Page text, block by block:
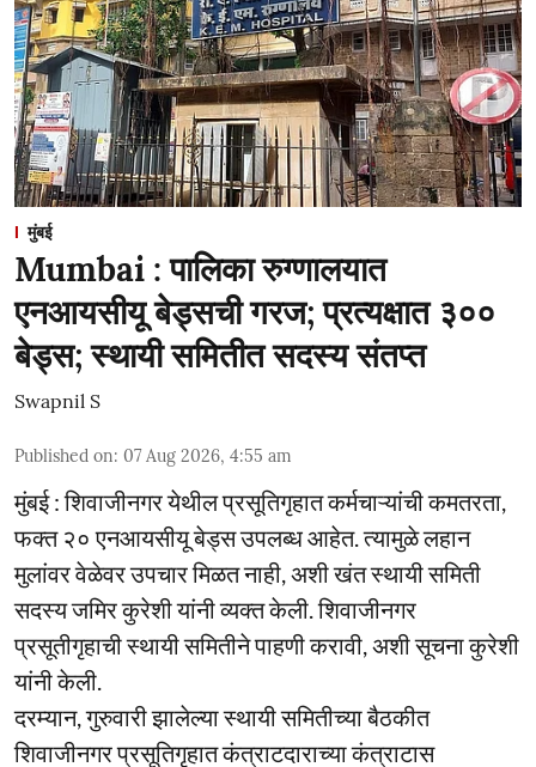
मुंबई
Mumbai : पालिका रुग्णालयात
एनआयसीयू बेड्सची गरज; प्रत्यक्षात ३००
बेड्स; स्थायी समितीत सदस्य संतप्त
Swapnil S
Published on: 07 Aug 2026, 4:55 am
मुंबई : शिवाजीनगर येथील प्रसूतिगृहात कर्मचाऱ्यांची कमतरता,
फक्त २० एनआयसीयू बेड्स उपलब्ध आहेत. त्यामुळे लहान
मुलांवर वेळेवर उपचार मिळत नाही, अशी खंत स्थायी समिती
सदस्य जमिर कुरेशी यांनी व्यक्त केली. शिवाजीनगर
प्रसूतीगृहाची स्थायी समितीने पाहणी करावी, अशी सूचना कुरेशी
यांनी केली.
दरम्यान, गुरुवारी झालेल्या स्थायी समितीच्या बैठकीत
शिवाजीनगर प्रसूतिगृहात कंत्राटदाराच्या कंत्राटास